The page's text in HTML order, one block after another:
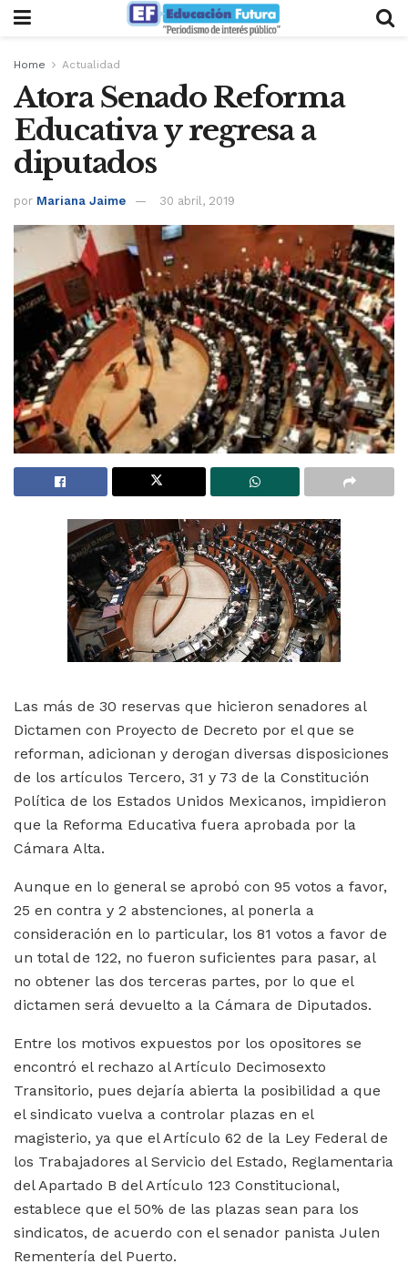
Home Actualidad
Atora Senado Reforma
Educativa y regresa a
diputados
por Mariana Jaime 30 abril, 2019
Las más de 30 reservas que hicieron senadores al
Dictamen con Proyecto de Decreto por el que se
reforman, adicionan y derogan diversas disposiciones
de los artículos Tercero, 31 y 73 de la Constitución
Política de los Estados Unidos Mexicanos, impidieron
que la Reforma Educativa fuera aprobada por la
Cámara Alta.
Aunque en lo general se aprobó con 95 votos a favor,
25 en contra y 2 abstenciones, al ponerla a
consideración en lo particular, los 81 votos a favor de
un total de 122, no fueron suficientes para pasar, al
no obtener las dos terceras partes, por lo que el
dictamen será devuelto a la Cámara de Diputados.
Entre los motivos expuestos por los opositores se
encontró el rechazo al Artículo Decimosexto
Transitorio, pues dejaría abierta la posibilidad a que
el sindicato vuelva a controlar plazas en el
magisterio, ya que el Artículo 62 de la Ley Federal de
los Trabajadores al Servicio del Estado, Reglamentaria
del Apartado B del Artículo 123 Constitucional,
establece que el 50% de las plazas sean para los
sindicatos, de acuerdo con el senador panista Julen
Rementería del Puerto.